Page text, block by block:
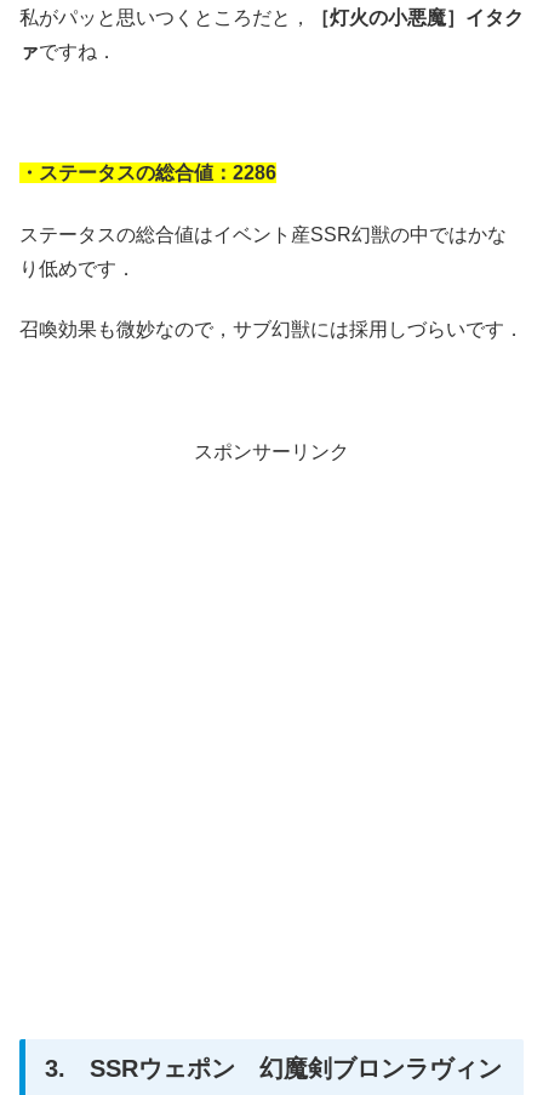
私がパッと思いつくところだと，
［灯火の小悪魔］イタク
ァですね．
・ステータスの総合値：2286
ステータスの総合値はイベント産SSR幻獣の中ではかな
り低めです．
召喚効果も微妙なので，サブ幻獣には採用しづらいです．
スポンサーリンク
3. SSRウェポン 幻魔剣ブロンラヴィン